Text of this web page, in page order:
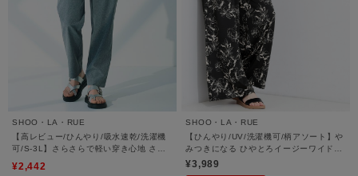
SHOO・LA・RUE
【高レビュー/ひんやり/吸水速乾/洗濯機
可/S-3L】さらさらで軽い穿き心地 さら
¥2,442
SHOO・LA・RUE
【ひんやり/UV/洗濯機可/柄アソート】や
みつきになる ひやとろイージーワイドパ
ンツ
¥3,989